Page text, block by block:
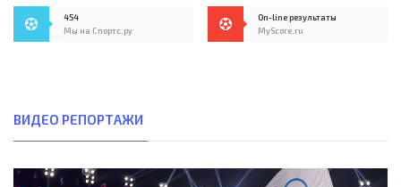
454
Мы на Спортс.ру
On-line результаты
MyScore.ru
ВИДЕО РЕПОРТАЖИ